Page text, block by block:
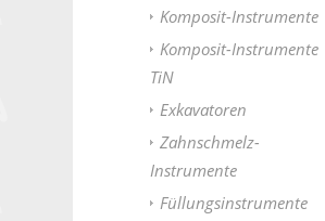
Komposit-Instrumente
Komposit-Instrumente
TiN
Exkavatoren
Zahnschmelz-
Instrumente
Füllungsinstrumente